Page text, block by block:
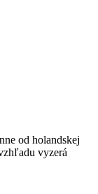
od holandskej
vyzerá